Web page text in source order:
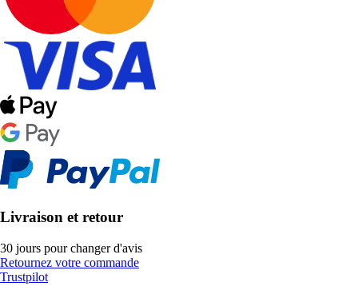
Livraison et retour
30 jours pour changer d'avis
Retournez votre commande
Trustpilot